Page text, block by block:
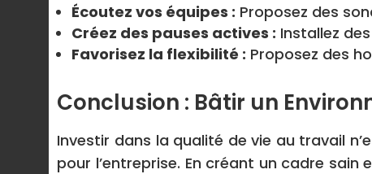
Écoutez vos équipes : Proposez des
Créez des pauses actives : Installez
Favorisez la flexibilité : Proposez des
Conclusion : Bâtir un
Investir dans la qualité de vie au travail
pour l’entreprise. En créant un cadre